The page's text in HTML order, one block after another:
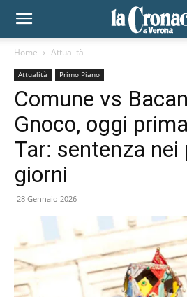
Home Attualità
Attualità Primo Piano
Comune vs
Gnoco, oggi
Tar: sentenza nei
giorni
28 Gennaio 2026